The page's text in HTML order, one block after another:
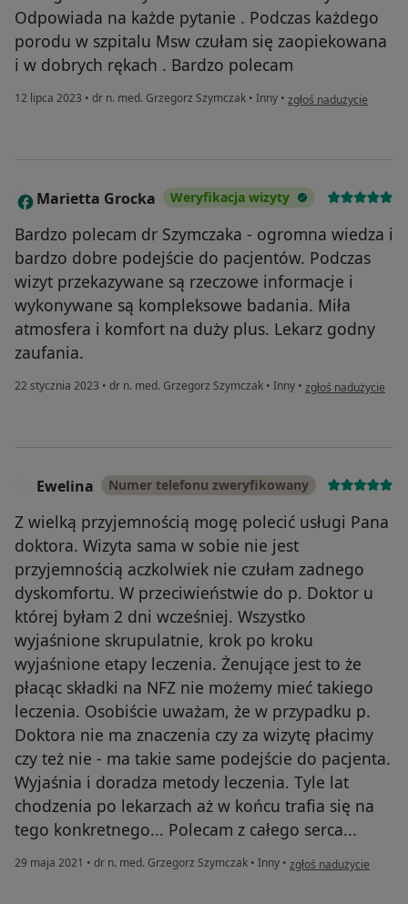
Odpowiada na każde pytanie . Podczas każdego
porodu w szpitalu Msw czułam się zaopiekowana
i w dobrych rękach . Bardzo polecam
12 lipca 2023 • dr n. med. Grzegorz Szymczak • Inny • w opinii użytkownika
zgłoś nadużycie
M Marietta Grocka Weryfikacja wizyty
Bardzo polecam dr Szymczaka - ogromna wiedza i
bardzo dobre podejście do pacjentów. Podczas
wizyt przekazywane są rzeczowe informacje i
wykonywane są kompleksowe badania. Miła
atmosfera i komfort na duży plus. Lekarz godny
zaufania.
22 stycznia 2023 • dr n. med. Grzegorz Szymczak • Inny • w opinii
zgłoś nadużycie
Ewelina Numer telefonu zweryfikowany
Z wielką przyjemnością mogę polecić usługi Pana
doktora. Wizyta sama w sobie nie jest
przyjemnością aczkolwiek nie czułam zadnego
dyskomfortu. W przeciwieństwie do p. Doktor u
której byłam 2 dni wcześniej. Wszystko
wyjaśnione skrupulatnie, krok po kroku
wyjaśnione etapy leczenia. Żenujące jest to że
płacąc składki na NFZ nie możemy mieć takiego
leczenia. Osobiście uważam, że w przypadku p.
Doktora nie ma znaczenia czy za wizytę płacimy
czy też nie - ma takie same podejście do pacjenta.
Wyjaśnia i doradza metody leczenia. Tyle lat
chodzenia po lekarzach aż w końcu trafia się na
tego konkretnego... Polecam z całego serca...
29 maja 2021 • dr n. med. Grzegorz Szymczak • Inny • w opinii użytkownika
zgłoś nadużycie